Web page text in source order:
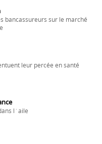
bancassureurs sur le marché
leur percée en santé
l´aile